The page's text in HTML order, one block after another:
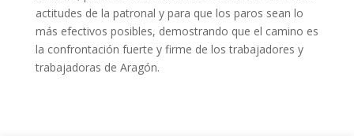
actitudes de la patronal y para que los paros sean lo
más efectivos posibles, demostrando que el camino es
la confrontación fuerte y firme de los trabajadores y
trabajadoras de Aragón.